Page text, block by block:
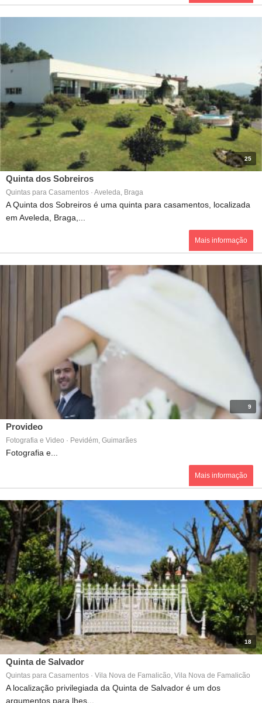
25
Quinta dos Sobreiros
Quintas para Casamentos · Aveleda, Braga
A Quinta dos Sobreiros é uma quinta para casamentos, localizada
em Aveleda, Braga,...
Mais informação
9
Provideo
Fotografia e Video · Pevidém, Guimarães
Fotografia e...
Mais informação
18
Quinta de Salvador
Quintas para Casamentos · Vila Nova de Famalicão, Vila Nova de Famalicão
A localização privilegiada da Quinta de Salvador é um dos
argumentos para lhes...